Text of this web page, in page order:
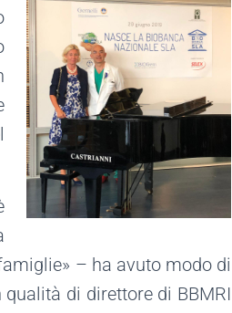
– ha avuto modo di
di direttore di BBMRI